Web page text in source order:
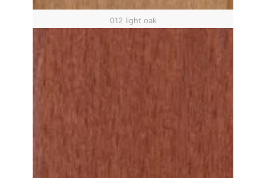
012 light oak